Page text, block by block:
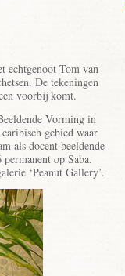
echtgenoot Tom van
De tekeningen
voorbij komt.
Vorming in
gebied waar
als docent beeldende
op Saba.
‘Peanut Gallery’.